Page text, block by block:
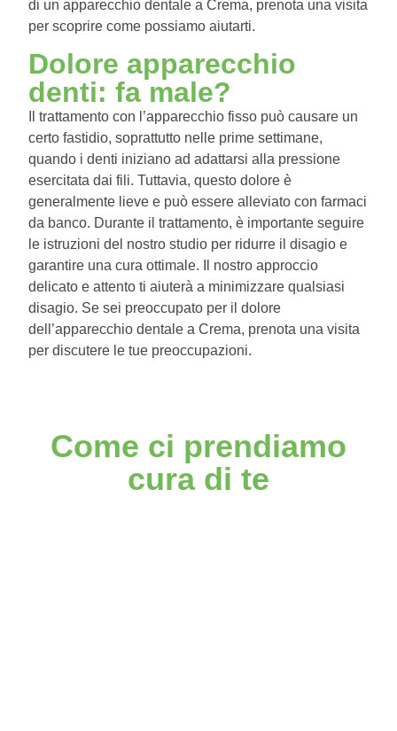
di un apparecchio dentale a Crema, prenota una visita
per scoprire come possiamo aiutarti.
Dolore apparecchio
denti: fa male?
Il trattamento con l’apparecchio fisso può causare un
certo fastidio, soprattutto nelle prime settimane,
quando i denti iniziano ad adattarsi alla pressione
esercitata dai fili. Tuttavia, questo dolore è
generalmente lieve e può essere alleviato con farmaci
da banco. Durante il trattamento, è importante seguire
le istruzioni del nostro studio per ridurre il disagio e
garantire una cura ottimale. Il nostro approccio
delicato e attento ti aiuterà a minimizzare qualsiasi
disagio. Se sei preoccupato per il dolore
dell’apparecchio dentale a Crema, prenota una visita
per discutere le tue preoccupazioni.
Come ci prendiamo
cura di te